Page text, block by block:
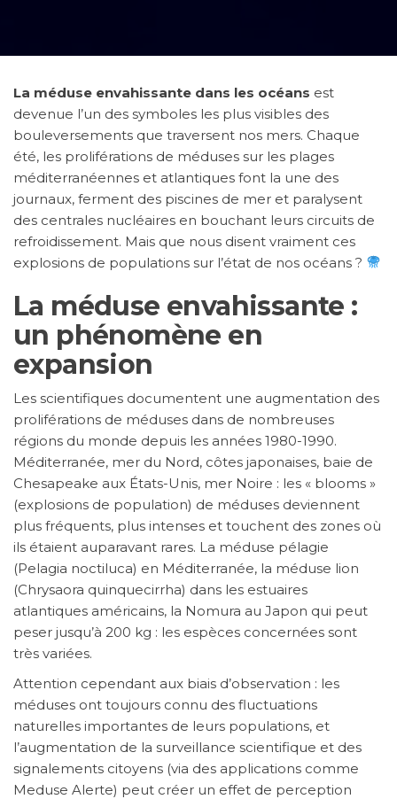
La méduse envahissante dans les océans est
devenue l’un des symboles les plus visibles des
bouleversements que traversent nos mers. Chaque
été, les proliférations de méduses sur les plages
méditerranéennes et atlantiques font la une des
journaux, ferment des piscines de mer et paralysent
des centrales nucléaires en bouchant leurs circuits de
refroidissement. Mais que nous disent vraiment ces
explosions de populations sur l’état de nos océans ?
La méduse envahissante :
un phénomène en
expansion
Les scientifiques documentent une augmentation des
proliférations de méduses dans de nombreuses
régions du monde depuis les années 1980-1990.
Méditerranée, mer du Nord, côtes japonaises, baie de
Chesapeake aux États-Unis, mer Noire : les « blooms »
(explosions de population) de méduses deviennent
plus fréquents, plus intenses et touchent des zones où
ils étaient auparavant rares. La méduse pélagie
(Pelagia noctiluca) en Méditerranée, la méduse lion
(Chrysaora quinquecirrha) dans les estuaires
atlantiques américains, la Nomura au Japon qui peut
peser jusqu’à 200 kg : les espèces concernées sont
très variées.
Attention cependant aux biais d’observation : les
méduses ont toujours connu des fluctuations
naturelles importantes de leurs populations, et
l’augmentation de la surveillance scientifique et des
signalements citoyens (via des applications comme
Meduse Alerte) peut créer un effet de perception